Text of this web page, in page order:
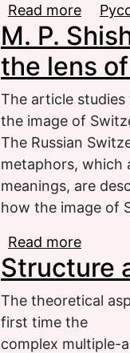
Read more
M. P.
the lens
The article
the image of
The Russian
metaphors, which
meanings, are
how the image of
Read more
Structure
The theoretical
first time the
complex multiple-